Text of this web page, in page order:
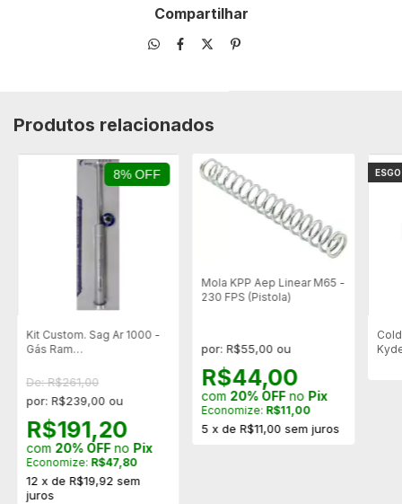
Compartilhar
Produtos relacionados
8% OFF
Kit Custom. Sag Ar 1000 -
Gás Ram
De: R$261,00
por: R$239,00 ou
R$191,20
com 20% OFFno Pix
Economize: R$47,80
12 x de R$19,92 sem
juros
Mola KPP Aep Linear M65 -
230 FPS (Pistola)
por: R$55,00 ou
R$44,00
com 20% OFFno Pix
Economize: R$11,00
5 xdeR$11,00 sem juros